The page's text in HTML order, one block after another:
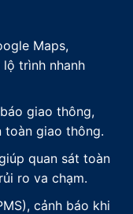
Maps,
trình nhanh
giao thông,
toàn giao thông.
quan sát toàn
ro va chạm.
cảnh báo khi